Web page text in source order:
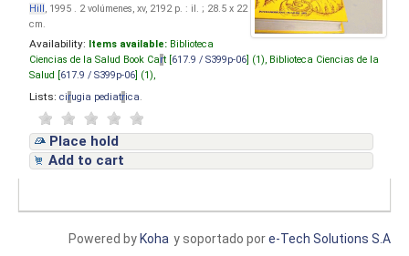
Hill, 1995 . 2 volúmenes, xv, 2192 p. : il. ; 28.5 x 22
cm.
Availability: Items available: Biblioteca
Ciencias de la Salud Book Cart [ 617.9 / S399p-06 ] (1), Biblioteca Ciencias de la
Salud [ 617.9 / S399p-06 ] (1),
Lists: cirugia pediatrica
Place hold
Add to cart
y soportado pore-Tech Solutions S.A
Powered by Koha